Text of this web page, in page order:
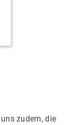
zudem, die